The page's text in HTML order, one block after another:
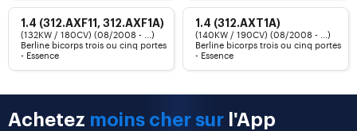
1.4 (312.AXF11, 312.AXF1A)
(132KW / 180CV) (08/2008 - ...)
Berline bicorps trois ou cinq portes
- Essence
1.4 (312.AXT1A)
(140KW / 190CV) (08/2008 - ...)
Berline bicorps trois ou cinq portes
- Essence
Achetez moins cher sur l'App